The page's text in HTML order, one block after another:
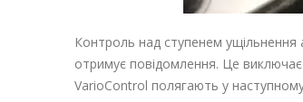
Контроль над ступенем ущільнення
отримує повідомлення. Це
VarioControl полягають у